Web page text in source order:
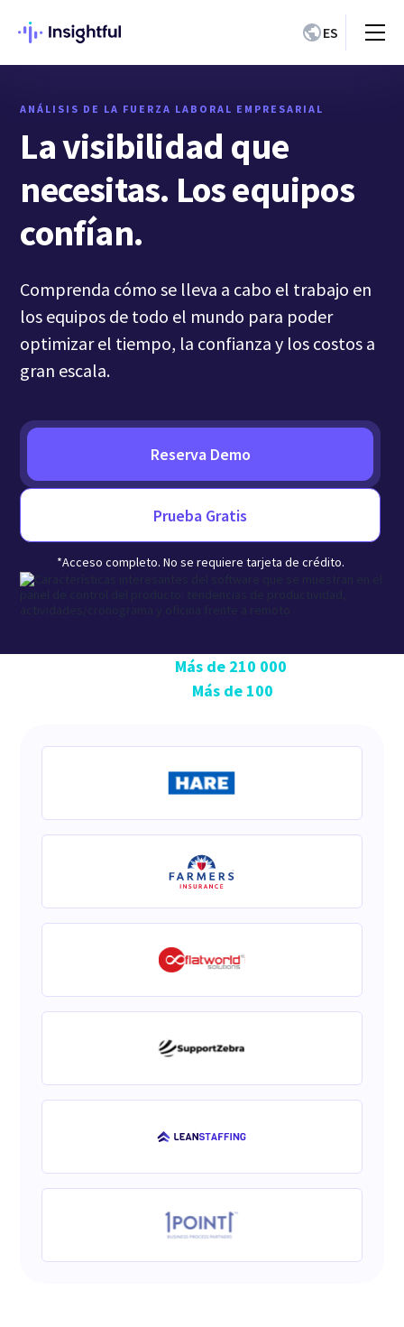
ES
ANÁLISIS DE LA FUERZA LABORAL EMPRESARIAL
La visibilidad que
necesitas. Los equipos
confían.
Comprenda cómo se lleva a cabo el trabajo en
los equipos de todo el mundo para poder
optimizar el tiempo, la confianza y los costos a
gran escala.
Reserva Demo
Prueba Gratis
*Acceso completo. No se requiere tarjeta de crédito.
Más de 210 000
Más de 100